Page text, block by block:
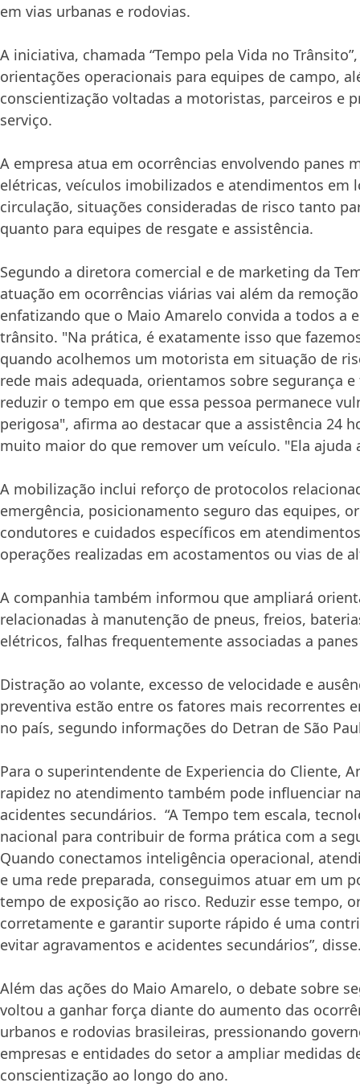
em vias urbanas e rodovias.
A iniciativa, chamada “Tempo pela Vida no
orientações operacionais para equipes de campo,
conscientização voltadas a motoristas, parceiros e
serviço.
A empresa atua em ocorrências envolvendo panes
elétricas, veículos imobilizados e atendimentos em
circulação, situações consideradas de risco tanto
quanto para equipes de resgate e assistência.
Segundo a diretora comercial e de marketing da
atuação em ocorrências viárias vai além da
enfatizando que o Maio Amarelo convida a todos a
trânsito. "Na prática, é exatamente isso que
quando acolhemos um motorista em situação de
rede mais adequada, orientamos sobre segurança
reduzir o tempo em que essa pessoa permanece
perigosa", afirma ao destacar que a assistência 24
muito maior do que remover um veículo. "Ela ajuda
A mobilização inclui reforço de protocolos
emergência, posicionamento seguro das equipes,
condutores e cuidados específicos em
operações realizadas em acostamentos ou vias de
A companhia também informou que ampliará
relacionadas à manutenção de pneus, freios,
elétricos, falhas frequentemente associadas a
Distração ao volante, excesso de velocidade e
preventiva estão entre os fatores mais recorrentes
no país, segundo informações do Detran de São
Para o superintendente de Experiencia do Cliente,
rapidez no atendimento também pode influenciar
acidentes secundários. “A Tempo tem escala,
nacional para contribuir de forma prática com a
Quando conectamos inteligência operacional,
e uma rede preparada, conseguimos atuar em um
tempo de exposição ao risco. Reduzir esse tempo,
corretamente e garantir suporte rápido é uma
evitar agravamentos e acidentes secundários”,
Além das ações do Maio Amarelo, o debate sobre
voltou a ganhar força diante do aumento das
urbanos e rodovias brasileiras, pressionando
empresas e entidades do setor a ampliar medidas
conscientização ao longo do ano.